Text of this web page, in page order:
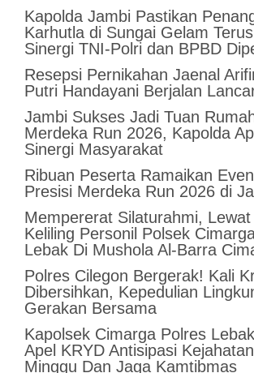
Kapolda Jambi Pastikan
Karhutla di Sungai Gelam
Sinergi TNI-Polri dan BPBD
Resepsi Pernikahan Jaenal
Putri Handayani Berjalan
Jambi Sukses Jadi Tuan
Merdeka Run 2026, Kapolda
Sinergi Masyarakat
Ribuan Peserta Ramaikan
Presisi Merdeka Run 2026 di
Mempererat Silaturahmi, Lewat
Keliling Personil Polsek
Lebak Di Mushola Al-Barra
Polres Cilegon Bergerak! Kali
Dibersihkan, Kepedulian
Gerakan Bersama
Kapolsek Cimarga Polres
Apel KRYD Antisipasi
Minggu Dan Jaga Kamtibmas